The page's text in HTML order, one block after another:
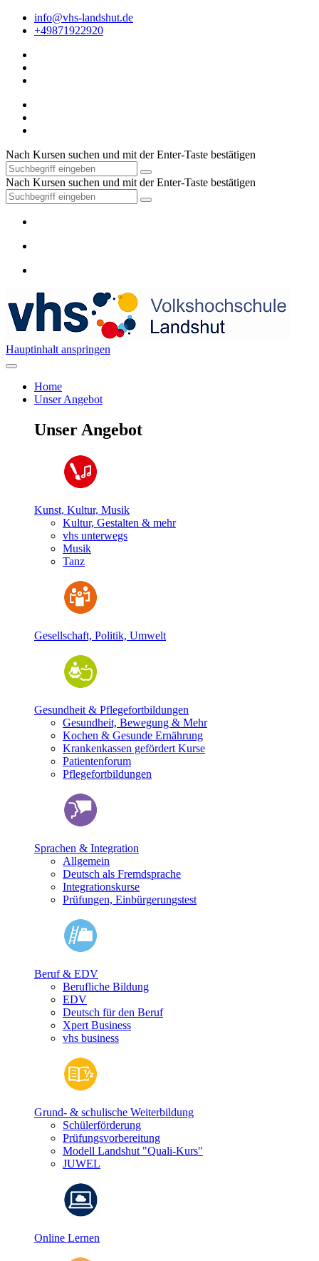
info@vhs-landshut.de
+49871922920
Nach Kursen suchen und mit der Enter-Taste bestätigen
Nach Kursen suchen und mit der Enter-Taste bestätigen
Hauptinhalt anspringen
Home
Unser Angebot
Unser Angebot
Kunst, Kultur, Musik
Kultur, Gestalten & mehr
vhs unterwegs
Musik
Tanz
Gesellschaft, Politik, Umwelt
Gesundheit & Pflegefortbildungen
Gesundheit, Bewegung & Mehr
Kochen & Gesunde Ernährung
Krankenkassen gefördert Kurse
Patientenforum
Pflegefortbildungen
Sprachen & Integration
Allgemein
Deutsch als Fremdsprache
Integrationskurse
Prüfungen, Einbürgerungstest
Beruf & EDV
Berufliche Bildung
EDV
Deutsch für den Beruf
Xpert Business
vhs business
Grund- & schulische Weiterbildung
Schülerförderung
Prüfungsvorbereitung
Modell Landshut "Quali-Kurs"
JUWEL
Online Lernen